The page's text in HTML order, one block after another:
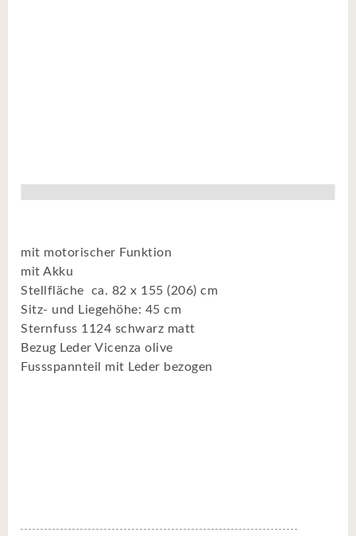
mit motorischer Funktion
mit Akku
Stellfläche ca. 82 x 155 (206) cm
Sitz- und Liegehöhe: 45 cm
Sternfuss 1124 schwarz matt
Bezug Leder Vicenza olive
Fussspannteil mit Leder bezogen